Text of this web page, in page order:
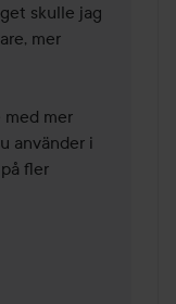
skulle jag
mer
med mer
använder i
fler